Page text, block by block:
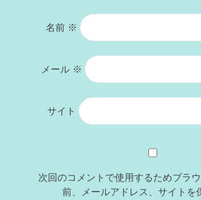
名前 ※
メール ※
サイト
次回のコメントで使用するためブラ
前、メールアドレス、サイトを